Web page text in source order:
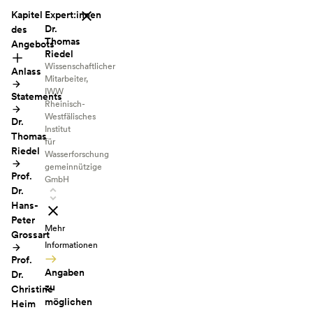
Kapitel
des
Angebots
Anlass
Statements
Dr.
Thomas
Riedel
Prof.
Dr.
Hans-
Peter
Grossart
Prof.
Dr.
Christine
Heim
Expert:innen
Dr.
Thomas
Riedel
Wissenschaftlicher
Mitarbeiter,
IWW
Rheinisch-
Westfälisches
Institut
für
Wasserforschung
gemeinnützige
GmbH
Mehr
Informationen
Angaben
zu
möglichen